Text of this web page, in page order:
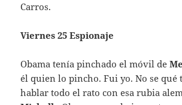
Carros.
Viernes 25 Espionaje
Obama tenía pinchado el móvil de
él quien lo pincho. Fui yo. No se qué
hablar todo el rato con esa rubia